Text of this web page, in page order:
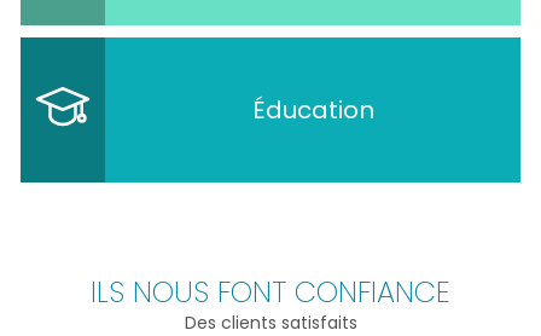
Éducation
ILS NOUS FONT CONFIANCE
Des clients satisfaits